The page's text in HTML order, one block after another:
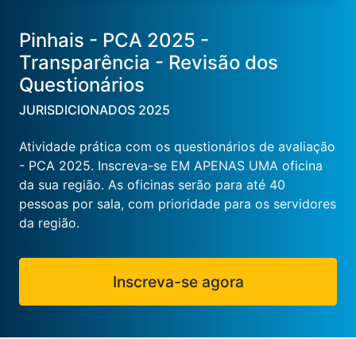
Pinhais - PCA 2025 -
Transparência - Revisão dos
Questionários
JURISDICIONADOS 2025
Atividade prática com os questionários de avaliação
- PCA 2025. Inscreva-se EM APENAS UMA oficina
da sua região. As oficinas serão para até 40
pessoas por sala, com prioridade para os servidores
da região.
Inscreva-se agora